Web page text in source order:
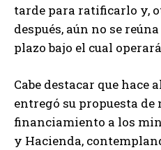
tarde para ratificarlo y,
después, aún no se
plazo bajo el cual
Cabe destacar que hace
entregó su propuesta de
financiamiento a los
y Hacienda,